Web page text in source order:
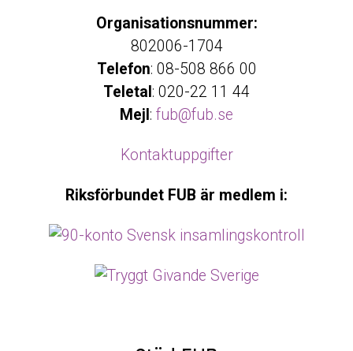
Organisationsnummer:
802006-1704
Telefon: 08-508 866 00
Teletal : 020-22 11 44
Mejl : fub@fub.se
Kontaktuppgifter
Riksförbundet FUB är medlem i: